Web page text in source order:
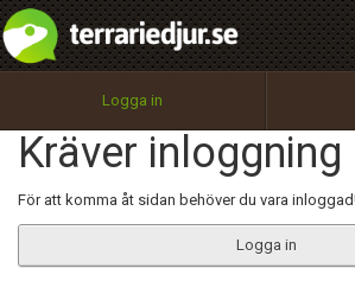
Logga in
Kräver inloggning
För att komma åt sidan behöver du vara
Logga in
Utför
100%
OK
integritetspolicy
Namn:
Epost:
Begär nytt lösenord